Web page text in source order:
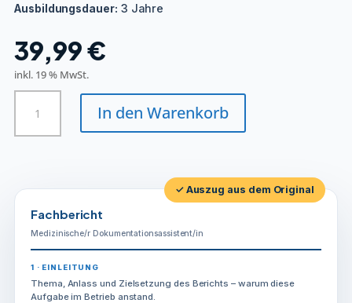
Ausbildungsdauer: 3 Jahre
39,99€
inkl. 19 % MwSt.
Medizinische/r
Dokumentationsassistent/in
Menge
In den Warenkorb
✓ Auszug aus dem Original
Fachbericht
Medizinische/r Dokumentationsassistent/in
1 · EINLEITUNG
Thema, Anlass und Zielsetzung des Berichts – warum diese
Aufgabe im Betrieb anstand.